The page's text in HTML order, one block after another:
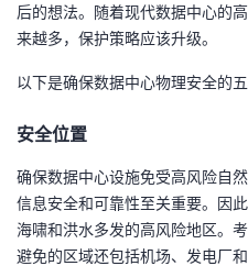
发
者
我
的
博
我
的
我
后的想法。随着现代数据中心的
来越多，保护策略应该升级。
以下是确保数据中心物理安全的五
安全位置
确保数据中心设施免受高风险自
信息安全和可靠性至关重要。因
海啸和洪水多发的高风险地区。
避免的区域还包括机场、发电厂和